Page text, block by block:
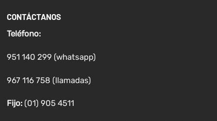
CONTÁCTANOS
Teléfono:
951 140 299 (whatsapp)
967 116 758 (llamadas)
Fijo:(01) 905 4511